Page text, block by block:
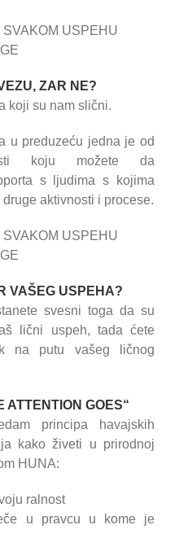
USPEHU
ZAR NE?
koji su nam slični.
u preduzeću jedna je od
koju možete da
s ljudima s kojima
aktivnosti i procese.
USPEHU
VAŠEG USPEHA?
svesni toga da su
lični uspeh, tada ćete
na putu vašeg ličnog
ATTENTION GOES“
principa havajskih
kako živeti u prirodnoj
HUNA:
ralnost
u pravcu u kome je